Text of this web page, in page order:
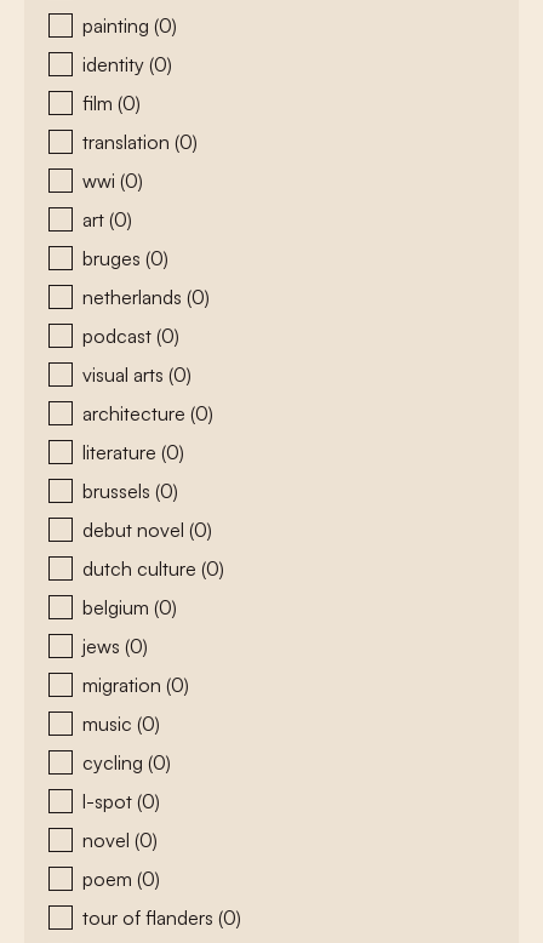
painting (0)
identity (0)
film (0)
translation (0)
wwi (0)
art (0)
bruges (0)
netherlands (0)
podcast (0)
visual arts (0)
architecture (0)
literature (0)
brussels (0)
debut novel (0)
dutch culture (0)
belgium (0)
jews (0)
migration (0)
music (0)
cycling (0)
l-spot (0)
novel (0)
poem (0)
tour of flanders (0)